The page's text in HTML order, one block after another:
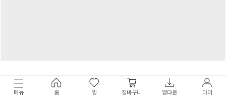
메뉴 홈 찜 장바구니 앱다운 마이